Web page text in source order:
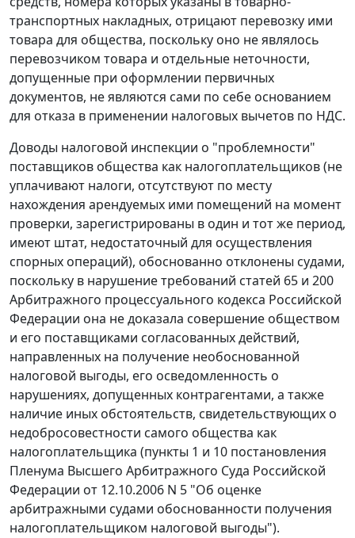
транспортных накладных, отрицают перевозку ими
товара для общества, поскольку оно не являлось
перевозчиком товара и отдельные неточности,
допущенные при оформлении первичных
документов, не являются сами по себе основанием
для отказа в применении налоговых вычетов по НДС.
Доводы налоговой инспекции о "проблемности"
поставщиков общества как налогоплательщиков (не
уплачивают налоги, отсутствуют по месту
нахождения арендуемых ими помещений на момент
проверки, зарегистрированы в один и тот же период,
имеют штат, недостаточный для осуществления
спорных операций), обоснованно отклонены судами,
поскольку в нарушение требований статей 65 и 200
Арбитражного процессуального кодекса Российской
Федерации она не доказала совершение обществом
и его поставщиками согласованных действий,
направленных на получение необоснованной
налоговой выгоды, его осведомленность о
нарушениях, допущенных контрагентами, а также
наличие иных обстоятельств, свидетельствующих о
недобросовестности самого общества как
налогоплательщика (пункты 1 и 10 постановления
Пленума Высшего Арбитражного Суда Российской
Федерации от 12.10.2006 N 5 "Об оценке
арбитражными судами обоснованности получения
налогоплательщиком налоговой выгоды").